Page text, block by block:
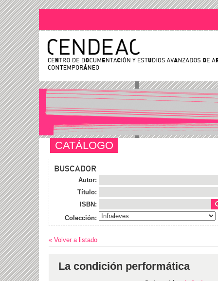
CATÁLOGO
BUSCADOR
Autor:
Título:
ISBN:
Colección:
« Volver a listado
La condición performática